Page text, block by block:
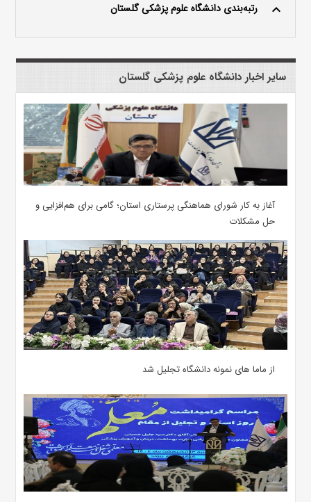
keyboard_arrow_up رتبه‌بندی دانشگاه علوم پزشکی گلستان
سایر اخبار دانشگاه علوم پزشکی گلستان
آغاز به کار شورای هماهنگی پرستاری استان؛ گامی برای هم‌افزایی و
حل مشکلات
از ماما های نمونه دانشگاه تجلیل شد